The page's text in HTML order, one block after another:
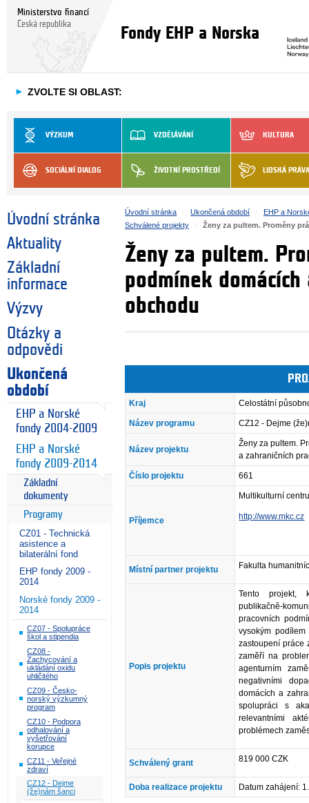
Ministerstvo financí
Česká republika
Fondy EHP a Norska
► ZVOLTE SI OBLAST:
VÝZKUM VZDĚLÁVÁNÍ KULTURA
SOCIÁLNÍ DIALOG ŽIVOTNÍ PROSTŘEDÍ LIDSKÁ PRÁVA
Úvodní stránka
Aktuality
Základní
informace
Výzvy
Otázky a
odpovědi
Ukončená
období
EHP a Norské
fondy 2004-2009
EHP a Norské
fondy 2009-2014
Základní
dokumenty
Programy
CZ01 - Technická
asistence a
bilaterální fond
EHP fondy 2009 -
2014
Norské fondy 2009 -
2014
CZ07 - Spolupráce
škol a stipendia
CZ08 -
Zachycování a
ukládání oxidu
uhličitého
CZ09 - Česko-
norský výzkumný
program
CZ10 - Podpora
odhalování a
vyšetřování
korupce
CZ11 - Veřejné
zdraví
CZ12 - Dejme
(že)nám šanci
Úvodní stránka Ukončená období
EHP a
Schválené projekty
Ženy za pultem. Proměny
Ženy za pultem.
podmínek
obchodu
Kraj Celostátní
Název programu CZ12 - Dejme
Název projektu
Ženy za pultem.
a zahraničních
Číslo projektu 661
Příjemce
Multikulturní
http://www.mkc.cz
Místní partner projektu Fakulta
Popis projektu
Tento projekt,
publikačně-
pracovních
vysokým
zastoupení práce
zaměří na
agenturním
negativními
domácích a
spolupráci s
relevantními
problémech
Schválený grant 819 000 CZK
Doba realizace projektu Datum zahájení: